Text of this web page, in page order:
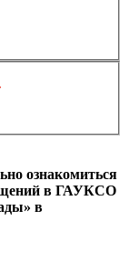
Зал
Применить
(Отчество
ознакомиться
в ГАУКСО
в